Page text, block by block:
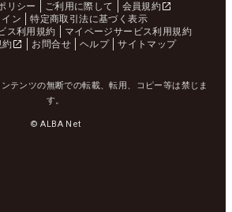
リシー
ご利用に際して
会員規約
ン
特定商取引法に基づく表示
ス利用規約
マイページサービス利用規約
約
お問合せ ヘルプ サイトマップ
テンツの無断での転載、転用、コピー等は禁じま
す。
© ALBA Net